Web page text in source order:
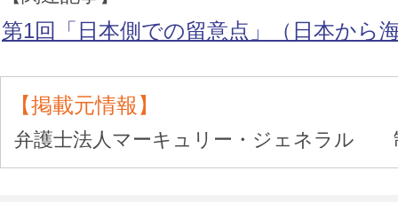
第1回「日本側での留意点」（日本から
【掲載元情報】
弁護士法人マーキュリー・ジェネラル